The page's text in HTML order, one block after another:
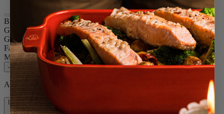
Bistro
Größe
10cm
Gewürz Pfeffer
Farbe Terracotta
Menge
– +
Auf Lager und bereit, zu Ihnen nach Hause geliefert zu werden.
In den Warenkorb
31,90 €